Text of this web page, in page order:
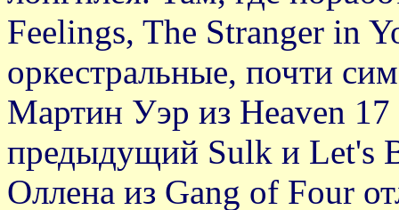
Feelings, The Stranger in
оркестральные, почти
Мартин Уэр из Heaven
предыдущий Sulk и Let's
Оллена из Gang of Four